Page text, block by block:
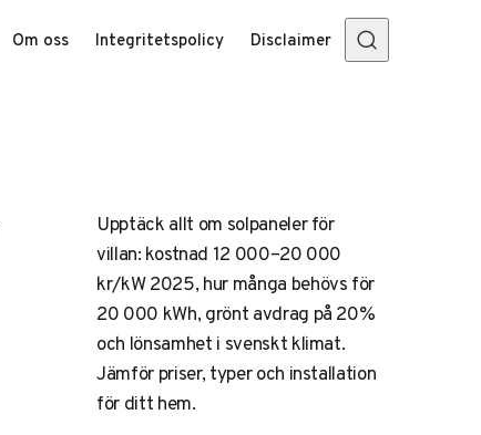
Om oss Integritetspolicy Disclaimer
Upptäck allt om solpaneler för
villan: kostnad 12 000–20 000
kr/kW 2025, hur många behövs för
20 000 kWh, grönt avdrag på 20%
och lönsamhet i svenskt klimat.
Jämför priser, typer och installation
för ditt hem.